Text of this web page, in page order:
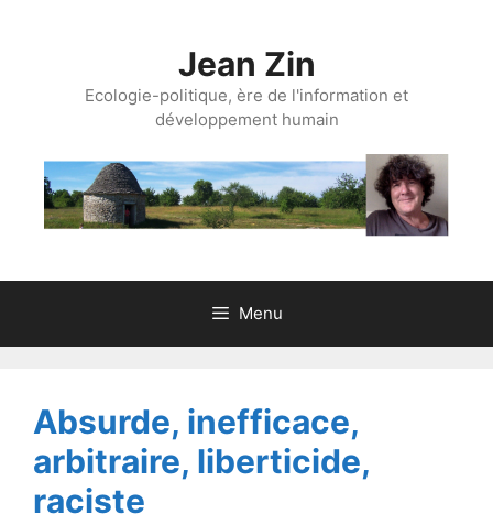
Jean Zin
Ecologie-politique, ère de l'information et
développement humain
Menu
Absurde, inefficace,
arbitraire, liberticide,
raciste